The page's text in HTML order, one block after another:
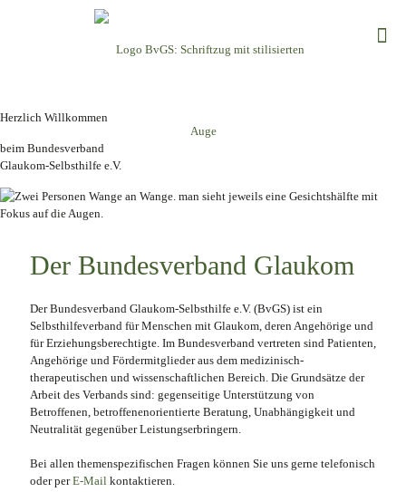
Herzlich Willkommen
beim Bundesverband
Glaukom-Selbsthilfe e.V.
Der Bundesverband Glaukom
Der Bundesverband Glaukom-Selbsthilfe e.V. (BvGS) ist ein
Selbsthilfeverband für Menschen mit Glaukom, deren Angehörige und
für Erziehungsberechtigte. Im Bundesverband vertreten sind Patienten,
Angehörige und Fördermitglieder aus dem medizinisch-
therapeutischen und wissenschaftlichen Bereich. Die Grundsätze der
Arbeit des Verbands sind: gegenseitige Unterstützung von
Betroffenen, betroffenenorientierte Beratung, Unabhängigkeit und
Neutralität gegenüber Leistungserbringern.
Bei allen themenspezifischen Fragen können Sie uns gerne telefonisch
oder perE-Mail kontaktieren.